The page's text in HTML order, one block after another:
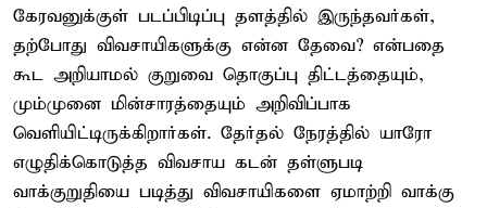
கேரவனுக்குள் படப்பிடிப்பு தளத்தில் இருந்தவர்கள்,
தற்போது விவசாயிகளுக்கு என்ன தேவை? என்பதை
கூட அறியாமல் குறுவை தொகுப்பு திட்டத்தையும்,
மும்முனை மின்சாரத்தையும் அறிவிப்பாக
வெளியிட்டிருக்கிறார்கள். தேர்தல் நேரத்தில் யாரோ
எழுதிக்கொடுத்த விவசாய கடன் தள்ளுபடி
வாக்குறுதியை படித்து விவசாயிகளை ஏமாற்றி வாக்கு